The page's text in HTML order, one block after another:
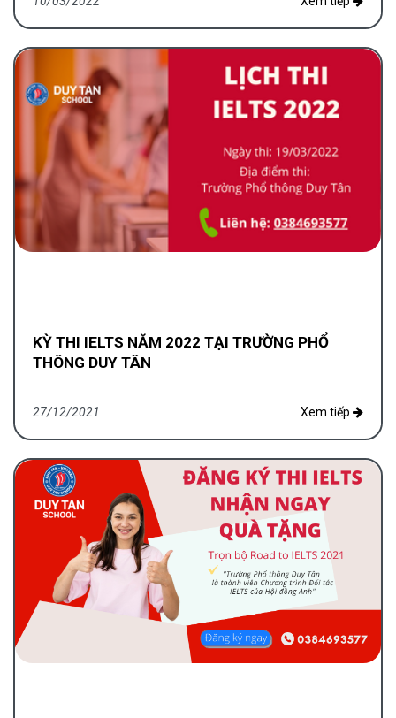
KỲ THI IELTS NĂM 2022 TẠI TRƯỜNG PHỔ
THÔNG DUY TÂN
27/12/2021 Xem tiếp